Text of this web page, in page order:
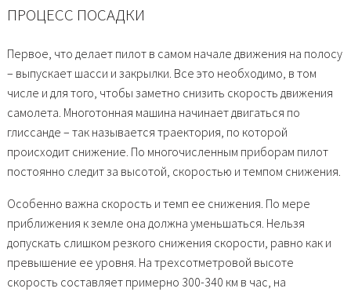
ПРОЦЕСС ПОСАДКИ
Первое, что делает пилот в самом начале движения на полосу
– выпускает шасси и закрылки. Все это необходимо, в том
числе и для того, чтобы заметно снизить скорость движения
самолета. Многотонная машина начинает двигаться по
глиссанде – так называется траектория, по которой
происходит снижение. По многочисленным приборам пилот
постоянно следит за высотой, скоростью и темпом снижения.
Особенно важна скорость и темп ее снижения. По мере
приближения к земле она должна уменьшаться. Нельзя
допускать слишком резкого снижения скорости, равно как и
превышение ее уровня. На трехсотметровой высоте
скорость составляет примерно 300-340 км в час, на